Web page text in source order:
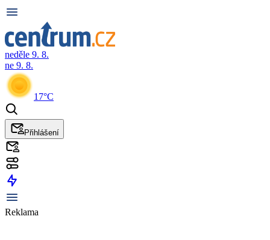
neděle 9. 8.
ne 9. 8.
17°C
Přihlášení
Reklama